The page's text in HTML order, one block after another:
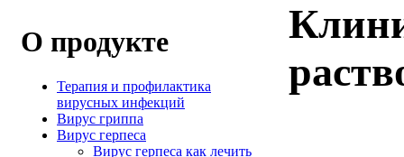
О продукте
Терапия и профилактика
вирусных инфекций
Вирус гриппа
Вирус герпеса
Вирус герпеса как лечить